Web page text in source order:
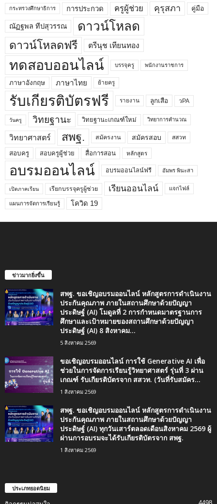
กระทรวงศึกษาธิการ การประกวด ครูผู้ช่วย คุรุสภา คู่มือ
ณัฏฐพล ทีปสุวรรณ ดาวน์โหลด
ดาวน์โหลดฟรี ตรีนุช เทียนทอง
ทดสอบออนไลน์ บรรจุครู พนักงานราชการ
ภาษาอังกฤษ ภาษาไทย ย้ายครู
รับเกียรติบัตรฟรี รายงาน ลูกเสือ วPA
วันครู วิทยฐานะ วิทยฐานะเกณฑ์ใหม่ วิทยาการคำนวณ
วิทยาศาสตร์ สพฐ. สมัครงาน สมัครสอบ สสวท
สอบครู สอบครูผู้ช่วย สื่อการสอน หลักสูตร
อบรมออนไลน์ อบรมออนไลน์ฟรี อัมพร พินะสา
เปิดภาคเรียน เรียกบรรจุครูผู้ช่วย เรียนออนไลน์ แจกไฟล์
แผนการจัดการเรียนรู้ โควิด 19
ข่าวมากยิ่งขึ้น
สพฐ. ขอเชิญอบรมออนไลน์ หลักสูตรการดำเนินงาน
ประกันคุณภาพ ภายในสถานศึกษาด้วยปัญญา
ประดิษฐ์ (AI) โมดูลที่ 2 การกำหนดมาตรฐานการ
ศึกษาและเป้าหมายของสถานศึกษาด้วยปัญญา
ประดิษฐ์ (AI) 8 สิงหาคม...
5 สิงหาคม 2569
ขอเชิญอบรมออนไลน์ การใช้ Generative AI เพื่อ
ช่วยในการจัดการเรียนรู้วิทยาศาสตร์ รุ่นที่ 3 ผ่าน
เกณฑ์ รับเกียรติบัตรจาก สสวท. (วันที่รับสมัคร...
1 สิงหาคม 2569
สพฐ. ขอเชิญอบรมออนไลน์ หลักสูตรการดำเนินงาน
ประกันคุณภาพ ภายในสถานศึกษาด้วยปัญญา
ประดิษฐ์ (AI) ทุกวันเสาร์ตลอดเดือนสิงหาคม 2569 ผู้
ผ่านการอบรมจะได้รับเกียรติบัตรจาก สพฐ.
1 สิงหาคม 2569
ประเภทยอดนิยม